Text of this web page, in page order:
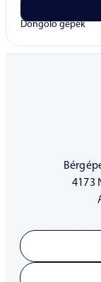
Döngölő gépek
4173